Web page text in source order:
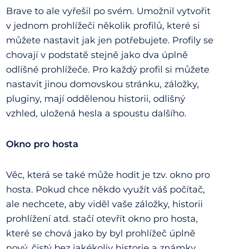
Brave to ale vyřešil po svém. Umožnil vytvořit
v jednom prohlížeči několik profilů, které si
můžete nastavit jak jen potřebujete. Profily se
chovají v podstatě stejně jako dva úplně
odlišné prohlížeče. Pro každý profil si můžete
nastavit jinou domovskou stránku, záložky,
pluginy, mají oddělenou historii, odlišný
vzhled, uložená hesla a spoustu dalšího.
Okno pro hosta
Věc, která se také může hodit je tzv. okno pro
hosta. Pokud chce někdo využít váš počítač,
ale nechcete, aby viděl vaše záložky, historii
prohlížení atd. stačí otevřít okno pro hosta,
které se chová jako by byl prohlížeč úplně